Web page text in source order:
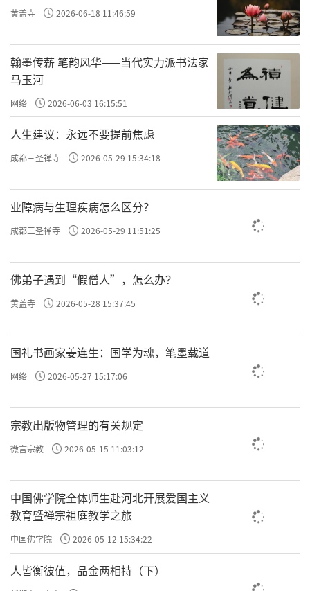
黄盖寺 2026-06-18 11:46:59
翰墨传薪 笔韵风华——当代实力派书法家
马玉河
网络 2026-06-03 16:15:51
人生建议：永远不要提前焦虑
成都三圣禅寺 2026-05-29 15:34:18
业障病与生理疾病怎么区分？
成都三圣禅寺 2026-05-29 11:51:25
佛弟子遇到“假僧人”，怎么办？
黄盖寺 2026-05-28 15:37:45
国礼书画家姜连生：国学为魂，笔墨载道
网络 2026-05-27 15:17:06
宗教出版物管理的有关规定
微言宗教 2026-05-15 11:03:12
中国佛学院全体师生赴河北开展爱国主义
教育暨禅宗祖庭教学之旅
中国佛学院 2026-05-12 15:34:22
人皆衡彼值，品金两相持（下）